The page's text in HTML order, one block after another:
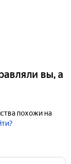
вы, а
похожи на